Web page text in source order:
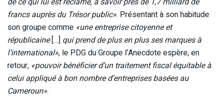
francs auprès du Trésor public». Présentant à son habitude
son groupe comme «une entreprise citoyenne et
républicaine[…] qui prend de plus en plus ses marques à
l’international», le PDG du Groupe l’Anecdote espère, en
retour, «pouvoir bénéficier d’un traitement fiscal équitable à
celui appliqué à bon nombre d’entreprises basées au
Cameroun».